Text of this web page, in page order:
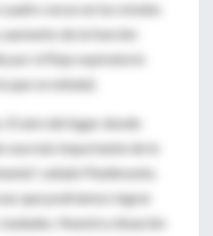
veces en los niveles
de la función
por el flujo espiratorio
que se exhala).
El aire del lugar donde
más importante de lo
señaló Piedimonte.
que podríamos lograr
Nuestra situación